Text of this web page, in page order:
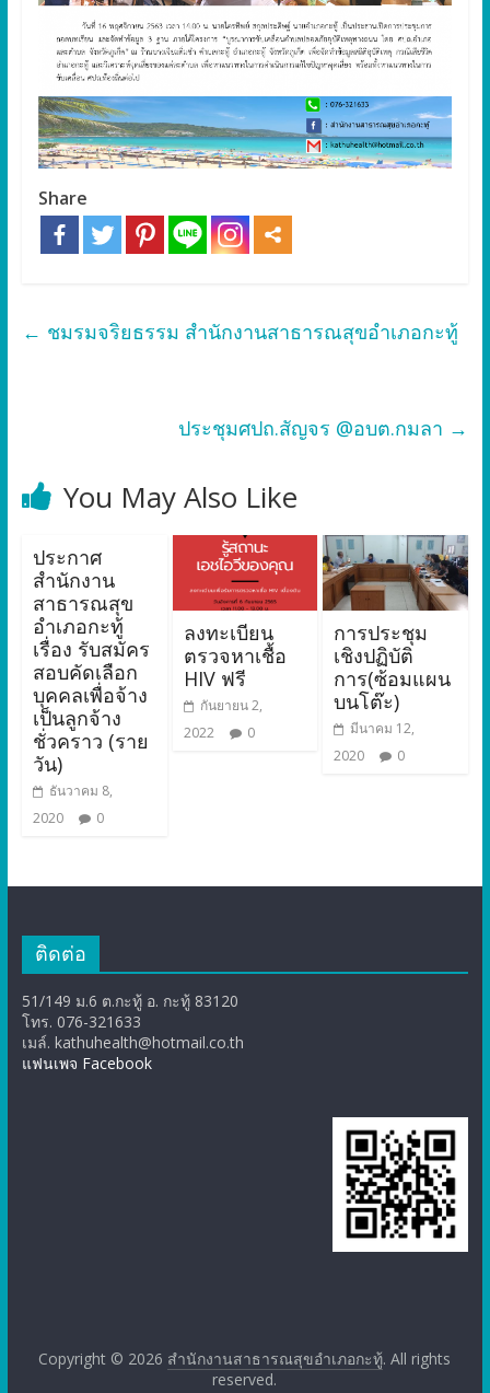
Share
← ชมรมจริยธรรม สำนักงานสาธารณสุขอำเภอกะทู้
ประชุมศปถ.สัญจร @อบต.กมลา →
You May Also Like
ประกาศ
สำนักงาน
สาธารณสุข
อำเภอกะทู้
เรื่อง รับสมัคร
สอบคัดเลือก
บุคคลเพื่อจ้าง
เป็นลูกจ้าง
ชั่วคราว (ราย
วัน)
ธันวาคม 8,
2020
0
ลงทะเบียน
ตรวจหาเชื้อ
HIV ฟรี
กันยายน 2,
2022
0
การประชุม
เชิงปฏิบัติ
การ(ซ้อมแผน
บนโต๊ะ)
มีนาคม 12,
2020
0
ติดต่อ
51/149 ม.6 ต.กะทู้ อ. กะทู้ 83120
โทร. 076-321633
เมล์. kathuhealth@hotmail.co.th
แฟนเพจ Facebook
Copyright © 2026 สำนักงานสาธารณสุขอำเภอกะทู้. All rights
reserved.